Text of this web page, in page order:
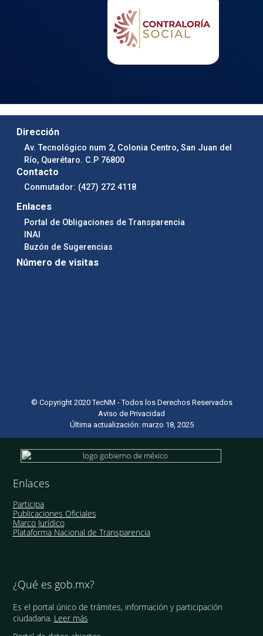
Dirección
Av. Tecnológico num 2, Colonia Centro, San Juan del
Río, Querétaro. C.P 76800
Contacto
Conmutador: (427) 272 4118
Enlaces
Portal de Obligaciones de Transparencia
INAI
Buzón de Sugerencias
Número de visitas
© Copyright 2020 TecNM - Todos los Derechos Reservados
Aviso de Privacidad
Última actualización: marzo 18, 2025
Enlaces
Participa
Publicaciones Oficiales
Marco Jurídico
Plataforma Nacional de Transparencia
¿Qué es gob.mx?
Es el portal único de trámites, información y participación
ciudadana. Leer más